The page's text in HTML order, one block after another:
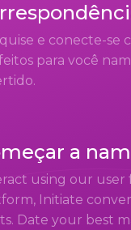
e conecte-se
para você
a
using our user
Initiate
Date your best